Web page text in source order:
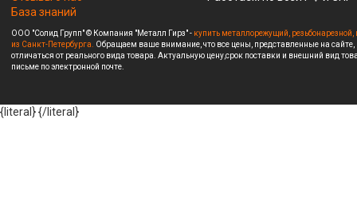
База знаний
ООО "Солид Групп" © Компания "Металл Гирз" - купить металлорежущий,
из Санкт-Петербурга. Обращаем ваше внимание, что все цены, представленные на
отличаться от реального вида товара. Актуальную цену,срок поставки и внешний вид
письме по электронной почте.
{literal}{/literal}